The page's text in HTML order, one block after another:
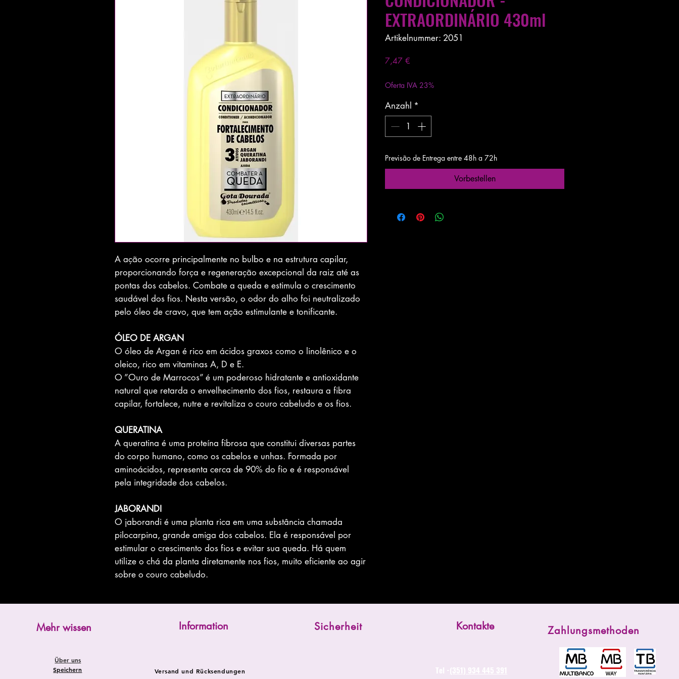
A ação ocorre principalmente no bulbo e na estrutura capilar,
proporcionando força e regeneração excepcional da raiz até as
pontas dos cabelos. Combate a queda e estimula o crescimento
saudável dos fios. Nesta versão, o odor do alho foi neutralizado
pelo óleo de cravo, que tem ação estimulante e tonificante.
ÓLEO DE ARGAN
O óleo de Argan é rico em ácidos graxos como o linolênico e o
oleico, rico em vitaminas A, D e E.
O ”Ouro de Marrocos” é um poderoso hidratante e antioxidante
natural que retarda o envelhecimento dos fios, restaura a fibra
capilar, fortalece, nutre e revitaliza o couro cabeludo e os fios.
QUERATINA
A queratina é uma proteína fibrosa que constitui diversas partes
do corpo humano, como os cabelos e unhas. Formada por
aminoácidos, representa cerca de 90% do fio e é responsável
pela integridade dos cabelos.
JABORANDI
O jaborandi é uma planta rica em uma substância chamada
pilocarpina, grande amiga dos cabelos. Ela é responsável por
estimular o crescimento dos fios e evitar sua queda. Há quem
utilize o chá da planta diretamente nos fios, muito eficiente ao agir
sobre o couro cabeludo.
EXTRAORDINÁRIO 430ml
Artikelnummer: 2051
7,47 €
Oferta IVA 23%
Anzahl *
Previsão de Entrega entre 48h a 72h
Vorbestellen
Mehr wissen
Speichern
Über uns
Information
Versand und Rücksendungen
Sicherheit Kontakte
Tel -(351) 934 445 391
Zahlungsmethoden